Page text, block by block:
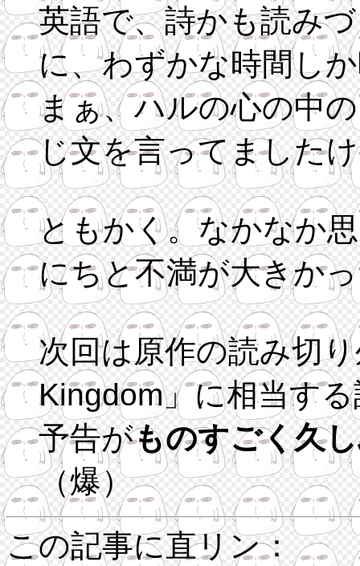
英語で、詩かも読み
に、わずかな時間し
まぁ、ハルの心の中
じ文を言ってました
ともかく。なかなか
にちと不満が大きか
次回は原作の読み切り
Kingdom」に相当す
予告がものすごく久
（爆）
この記事に直リン：